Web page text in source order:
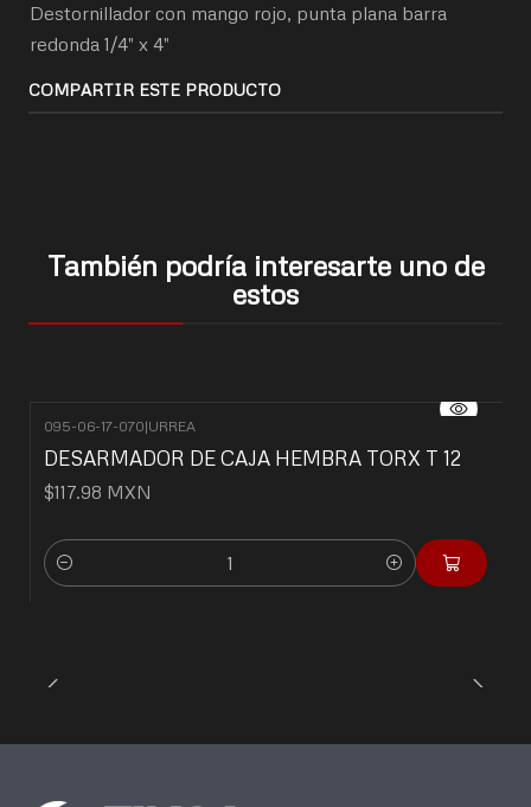
Destornillador con mango rojo, punta plana barra
redonda 1/4" x 4"
COMPARTIR ESTE PRODUCTO
También podría interesarte uno de
estos
095-06-17-070|URREA
DESARMADOR DE CAJA HEMBRA TORX T 12
$117.98 MXN
Cantidad